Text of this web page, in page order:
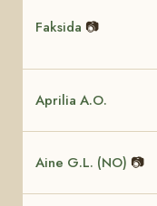
Faksida 📷
Aprilia A.O.
Aine G.L. (NO) 📷